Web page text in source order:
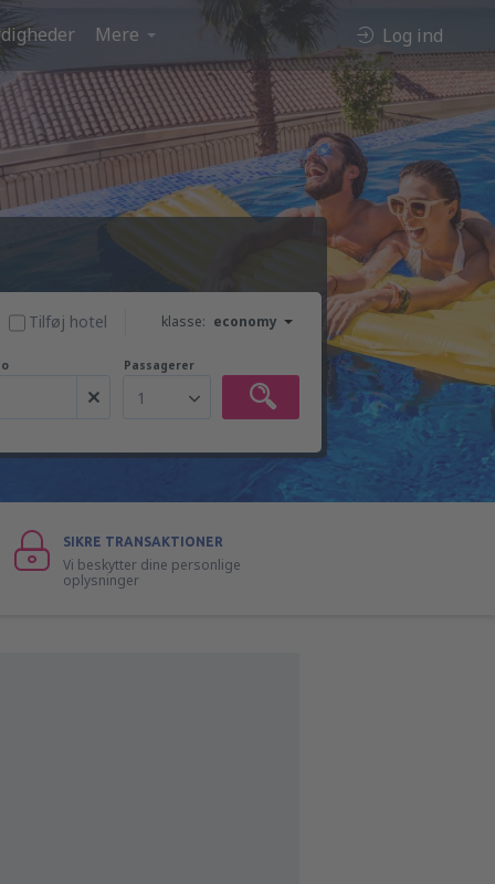
Mere Log ind
klasse: economy
Tilføj hotel
Passagerer
1
SIKRE TRANSAKTIONER
Vi beskytter dine personlige
oplysninger